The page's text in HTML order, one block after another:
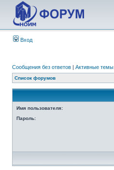
Вход
Сообщения без ответов | Активные темы
Список форумов
Имя пользователя:
Пароль: